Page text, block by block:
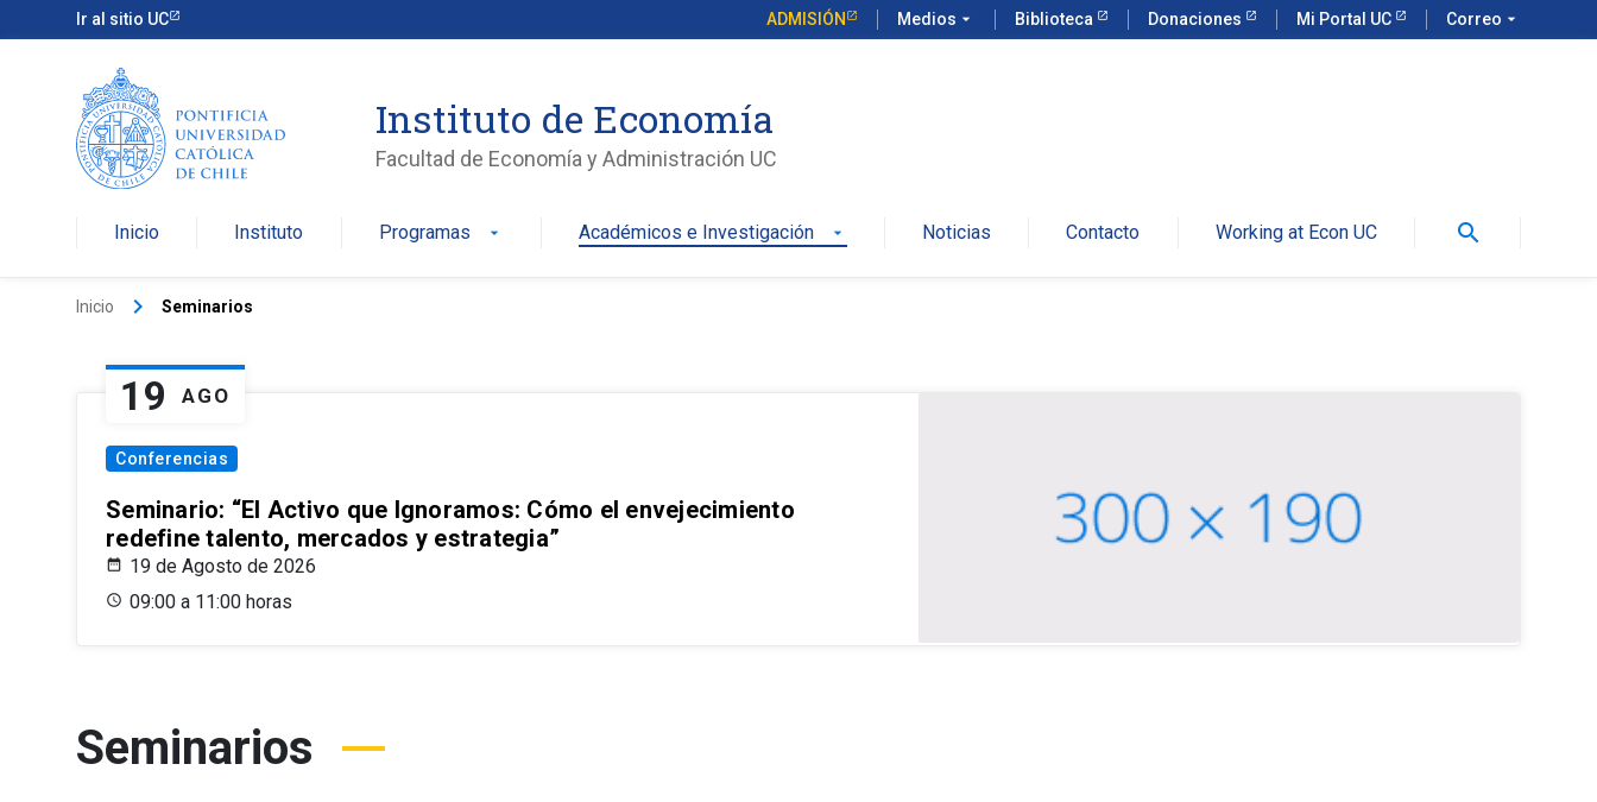
Ir al sitio UC ADMISIÓN Medios arrow_drop_down Biblioteca Donaciones Mi Portal UC Correo arrow_drop_down
Instituto de Economía
Facultad de Economía y Administración UC
Inicio Instituto Programas arrow_drop_down Académicos e Investigación arrow_drop_down Noticias Contacto Working at Econ UC search
Inicio keyboard_arrow_right Seminarios
19 AGO
Conferencias
Seminario: “El Activo que Ignoramos: Cómo el envejecimiento
redefine talento, mercados y estrategia”
19 de Agosto de 2026
09:00 a 11:00 horas
Seminarios